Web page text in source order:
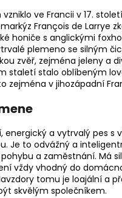
vzniklo ve Francii v 17.
François de Larrye
honiče s anglickými
plemeno se silným
zvěř, zejména jeleny a
staletí stalo oblíbeným
zejména v jihozápadní
energický a vytrvalý pes s
Je to odvážný a
a zaměstnání. Má
vždy vhodný do
tomu je loajální a
skvělým společníkem.
HLEDAT